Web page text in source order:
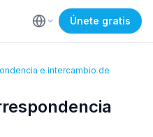
Únete gratis
e intercambio de